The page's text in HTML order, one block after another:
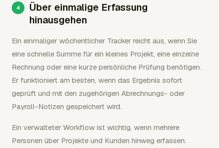
Über einmalige Erfassung
hinausgehen
Ein einmaliger wöchentlicher Tracker reicht aus, wenn Sie
eine schnelle Summe für ein kleines Projekt, eine einzelne
Rechnung oder eine kurze persönliche Prüfung benötigen.
Er funktioniert am besten, wenn das Ergebnis sofort
geprüft und mit den zugehörigen Abrechnungs- oder
Payroll-Notizen gespeichert wird.
Ein verwalteter Workflow ist wichtig, wenn mehrere
Personen über Projekte und Kunden hinweg erfassen.